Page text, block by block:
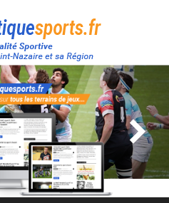
Atlantique
Sport